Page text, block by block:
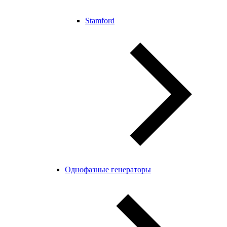
Stamford
Однофазные генераторы